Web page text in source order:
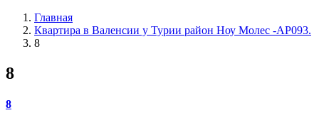
Главная
Квартира в Валенсии у Турии район Ноу Молес -АР093.
8
8
8